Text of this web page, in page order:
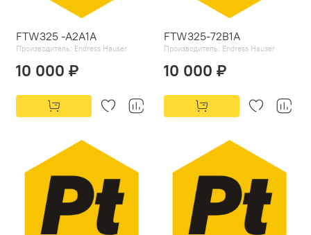
FTW325 -A2A1A
Производитель: Endress Hauser
10 000 ₽
FTW325-72B1A
Производитель: Endress Hauser
10 000 ₽